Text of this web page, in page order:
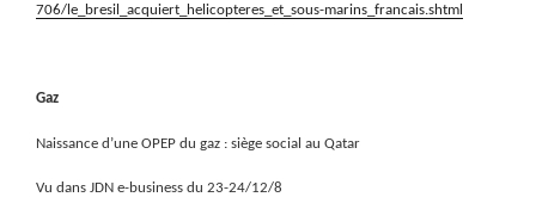
706/le_bresil_acquiert_helicopteres_et_sous-marins_francais.shtml
Gaz
Naissance d’une OPEP du gaz : siège social au Qatar
Vu dans JDN e-business du 23-24/12/8